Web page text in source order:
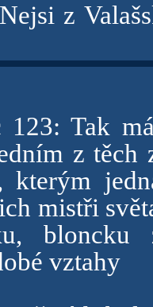
z
123: Tak
z
kterým
mistři
vztahy